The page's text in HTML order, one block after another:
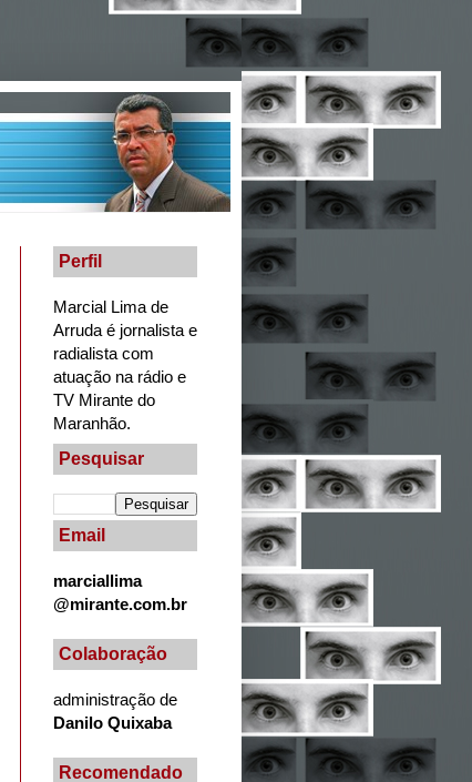
Perfil
Marcial Lima de
Arruda é jornalista e
radialista com
atuação na rádio e
TV Mirante do
Maranhão.
Pesquisar
Email
marciallima
@mirante.com.br
Colaboração
administração de
Danilo Quixaba
Recomendado